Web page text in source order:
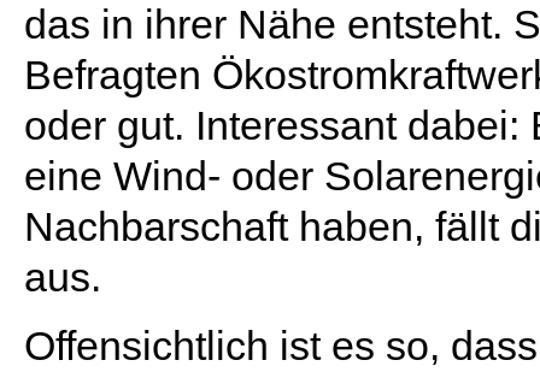
das in ihrer Nähe entsteht.
Befragten
oder gut. Interessant
eine Wind- oder
Nachbarschaft haben, fällt
aus.
Offensichtlich ist es so,